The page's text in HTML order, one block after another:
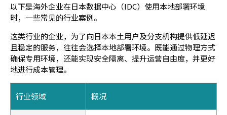
以下是海外企业在日本数据中心（IDC）使用本地部署环境
时，一些常见的行业案例。
这类行业的企业，为了向日本本土用户及分支机构提供低延迟
且稳定的服务，往往会选择本地部署环境。既能通过物理方式
确保专用环境，还能实现安全隔离、提升运营自由度，并更好
地进行成本管理。
行业领域 概况